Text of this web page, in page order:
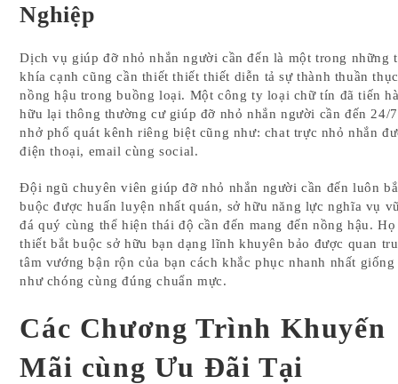
Nghiệp
Dịch vụ giúp đỡ nhỏ nhắn người cần đến là một trong những
khía cạnh cũng cần thiết thiết thiết diễn tả sự thành thuần
nồng hậu trong buồng loại. Một công ty loại chữ tín đã tiến
hữu lại thông thường cư giúp đỡ nhỏ nhắn người cần đến 24/
nhở phổ quát kênh riêng biệt cũng như: chat trực nhỏ nhắn
điện thoại, email cùng social.
Đội ngũ chuyên viên giúp đỡ nhỏ nhắn người cần đến luôn
buộc được huấn luyện nhất quán, sở hữu năng lực nghĩa vụ
đá quý cùng thể hiện thái độ cần đến mang đến nồng hậu. Họ
thiết bắt buộc sở hữu bạn dạng lĩnh khuyên bảo được quan
tâm vướng bận rộn của bạn cách khắc phục nhanh nhất
như chóng cùng đúng chuẩn mực.
Các Chương Trình Khuyến
Mãi cùng Ưu Đãi Tại